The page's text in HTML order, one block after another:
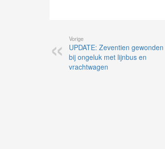
Vorige
UPDATE: Zeventien gewonden
bij ongeluk met lijnbus en
vrachtwagen